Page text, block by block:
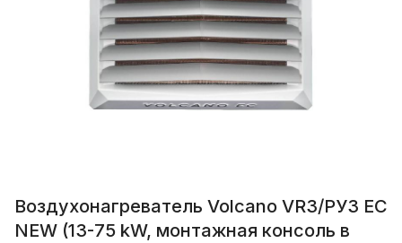
Воздухонагреватель Volcano VR3/РУ3 EC
NEW (13-75 kW, монтажная консоль в